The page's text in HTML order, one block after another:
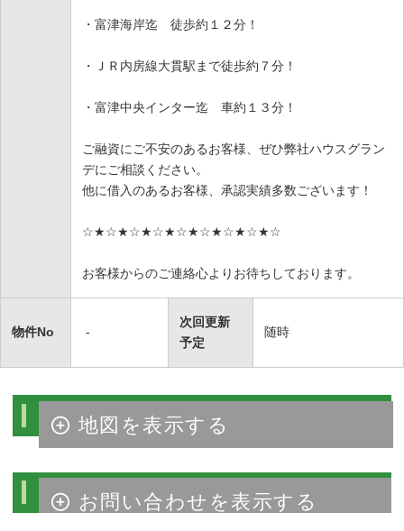
・富津海岸迄 徒歩約１２分！
・ＪＲ内房線大貫駅まで徒歩約７分！
・富津中央インター迄 車約１３分！
ご融資にご不安のあるお客様、ぜひ弊社ハウスグラン
デにご相談ください。
他に借入のあるお客様、承認実績多数ございます！
☆★☆★☆★☆★☆★☆★☆★☆★☆
お客様からのご連絡心よりお待ちしております。
物件No -
次回更新
予定
随時
物件周辺マップ
物件のお問い合わせ